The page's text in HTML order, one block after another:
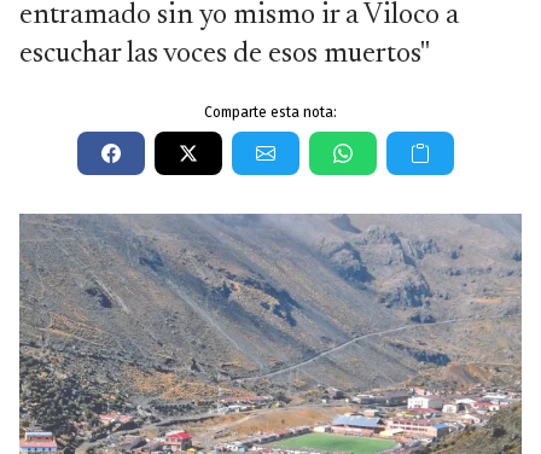
entramado sin yo mismo ir a Viloco a
escuchar las voces de esos muertos"
Comparte esta nota: